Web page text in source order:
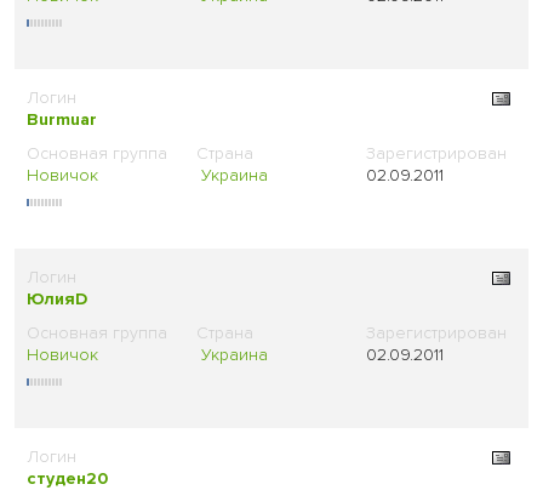
Burmuar
Новичок Украина 02.09.2011
ЮлияD
Новичок Украина 02.09.2011
студен20